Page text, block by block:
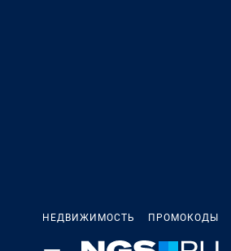
НЕДВИЖИМОСТЬ ПРОМОКОДЫ